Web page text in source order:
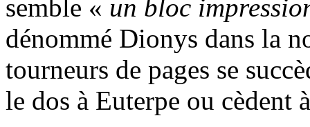
semble « un bloc
dénommé Dionys dans la
tourneurs de pages se
le dos à Euterpe ou cèdent